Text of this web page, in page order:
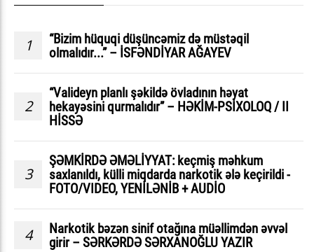
1
“Bizim hüquqi düşüncəmiz də müstəqil
olmalıdır...” – İSFƏNDİYAR AĞAYEV
2
“Valideyn planlı şəkildə övladının həyat
hekayəsini qurmalıdır” – HƏKİM-PSİXOLOQ / II
HİSSƏ
3
ŞƏMKİRDƏ ƏMƏLİYYAT: keçmiş məhkum
saxlanıldı, külli miqdarda narkotik ələ keçirildi -
FOTO/VIDEO, YENİLƏNİB + AUDİO
4
Narkotik bəzən sinif otağına müəllimdən əvvəl
girir – SƏRKƏRDƏ SƏRXANOĞLU YAZIR